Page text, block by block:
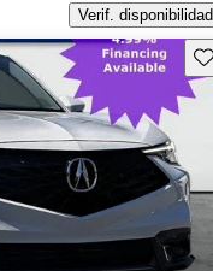
Verif. disponibilidad